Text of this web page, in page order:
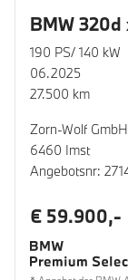
BMW 320d
190 PS/ 140 kW
06.2025
27.500 km
Zorn-Wolf GmbH
6460 Imst
Angebotsnr:
€ 59.900,-